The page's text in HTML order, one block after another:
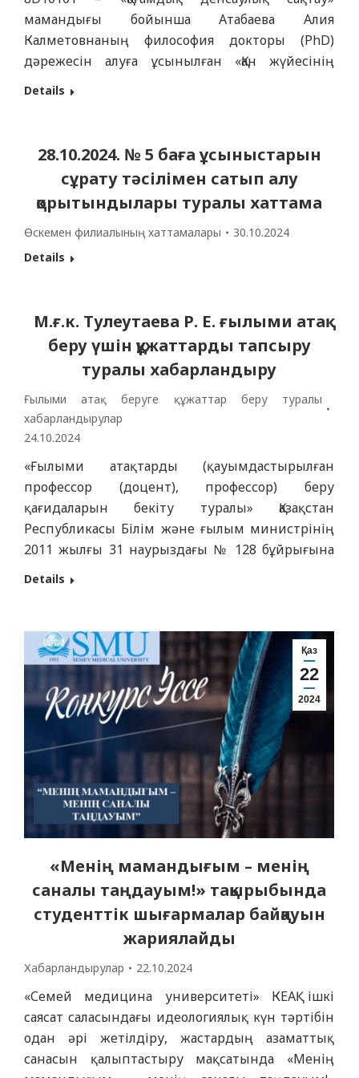
мамандығы бойынша Атабаева Алия
Калметовнаның философия докторы (PhD)
дәрежесін алуға ұсынылған «Қан жүйесінің
қатерлі ісіктері бар науқастарға медициналық
мысалында)» тақырыбында диссертациясы
қорғалады. Диссертация «Семей медицина
университеті» КеАҚ Қоғамдық денсаулық
кафедрасының базасында орындалды. Қорғау
орыс тілінде өтеді. …
Details
28.10.2024. № 5 баға ұсыныстарын
сұрату тәсілімен сатып алу
қорытындылары туралы хаттама
Өскемен филиалының хаттамалары
30.10.2024
Details
М.ғ.к. Тулеутаева Р. Е. ғылыми атақ
беру үшін құжаттарды тапсыру
туралы хабарландыру
Ғылыми атақ беруге құжаттар беру туралы
хабарландырулар
24.10.2024
«Ғылыми атақтарды (қауымдастырылған
профессор (доцент), профессор) беру
қағидаларын бекіту туралы» Қазақстан
Республикасы Білім және ғылым министрінің
2011 жылғы 31 наурыздағы № 128 бұйрығына
сәйкес толықтырулар мен өзгертулермен
бұйрығына сай «Семей медицина
университеті» КеАҚ өтініш беруші туралы
ақпаратты жариялайды: «Семей медицина
университеті» КеАҚ м.ғ.д., профессор…
Details
Қаз
22
2024
«Менің мамандығым – менің
саналы таңдауым!» тақырыбында
студенттік шығармалар байқауын
жариялайды
Хабарландырулар 22.10.2024
«Семей медицина университеті» КЕАҚ ішкі
саясат саласындағы идеологиялық күн тәртібін
одан әрі жетілдіру, жастардың азаматтық
санасын қалыптастыру мақсатында «Менің